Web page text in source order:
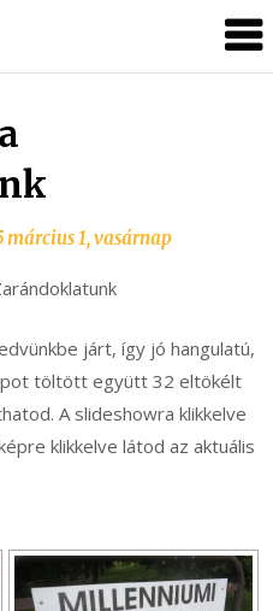
március 1, vasárnap
járt, így jó hangulatú,
töltött együtt 32 eltökélt
A slideshowra klikkelve
klikkelve látod az aktuális